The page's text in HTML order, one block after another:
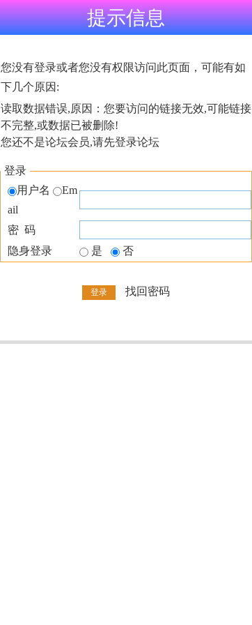
提示信息
您没有登录或者您没有权限访问此页面，可能有如
下几个原因:
读取数据错误,原因：您要访问的链接无效,可能链接
不完整,或数据已被删除!
您还不是论坛会员,请先登录论坛
登录
用户名
Em
ail
密 码
隐身登录
是 否
找回密码